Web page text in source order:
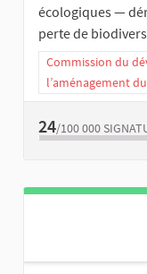
écologiques —
perte de
Commission du
l’aménagement
24/100 000